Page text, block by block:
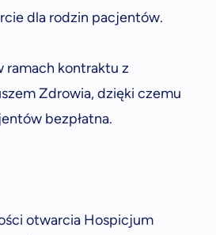
dla rodzin pacjentów.
ramach kontraktu z
Zdrowia, dzięki czemu
bezpłatna.
otwarcia Hospicjum